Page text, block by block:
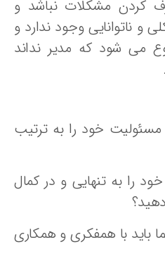
مشکلات نباشد و
وجود ندارد و
شود که مدیر نداند
خود را به ترتیب
به تنهایی و در کمال
با همفکری و همکاری